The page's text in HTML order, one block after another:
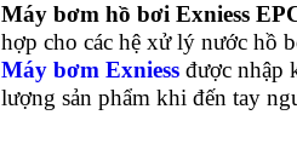
Máy bơm hồ bơi Exniess
hợp cho các hệ xử lý nước hồ
Máy bơm Exniess được nhập
lượng sản phẩm khi đến tay